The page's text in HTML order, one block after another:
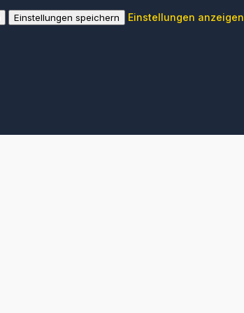
Einstellungen speichern
Einstellungen anzeigen